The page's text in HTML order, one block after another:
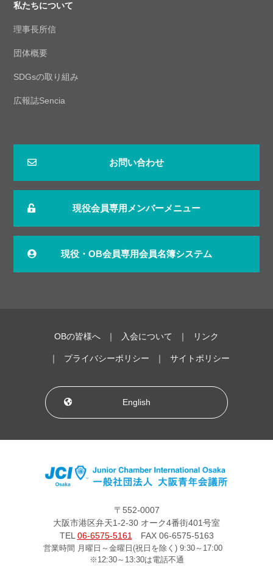
私たちについて
理事長所信
団体概要
SDGsの取り組み
広報誌Sencia
お問い合わせ
現役会員専用メンバーメニュー
現役・OB会員専用会員名簿システム
OBの皆様へ 入会について リンク
プライバシーポリシー サイトポリシー
English
〒552-0007
大阪市港区弁天1-2-30 オーク4番街401号室
TEL 06-6575-5161 FAX 06-6575-5163
営業時間 月曜日～金曜日(祝日を除く) 9:30～17:00
※12:30～13:30は電話不通